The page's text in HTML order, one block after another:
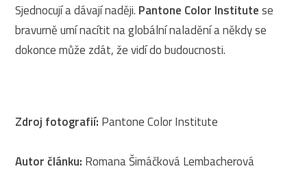
Sjednocují a dávají naději. Pantone Color Institutese
bravurně umí nacítit na globální naladění a někdy se
dokonce může zdát, že vidí do budoucnosti.
Zdroj fotografií: Pantone Color Institute
Autor článku: Romana Šimáčková Lembacherová